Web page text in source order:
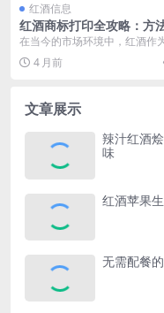
红酒信息
红酒商标打印全攻略：方
技巧与注意要点
在当今的市场环境中，红酒作
种备受欢迎的饮品，其商标的
性不言而喻。商标不仅...
4 月前
文章展示
辣汁红酒
味
红酒苹果
无需配餐